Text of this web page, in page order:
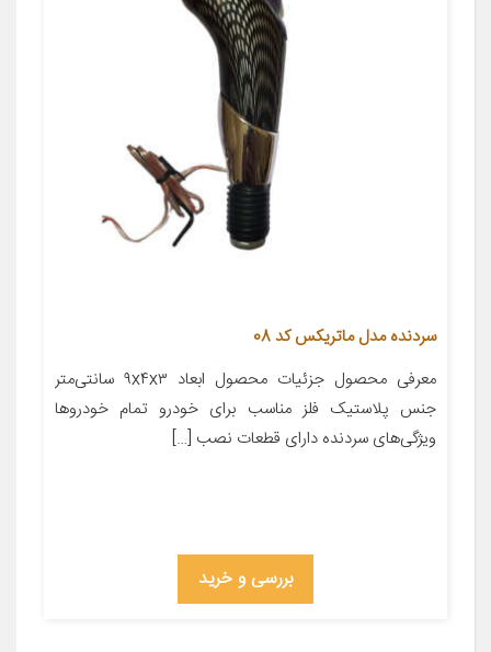
سردنده مدل ماتریکس کد 08
معرفی محصول جزئیات محصول ابعاد ۹x۴x۳ سانتی‌متر
جنس پلاستیک فلز مناسب برای خودرو تمام خودروها
ویژگی‌های سردنده دارای قطعات نصب […]
بررسی و خرید